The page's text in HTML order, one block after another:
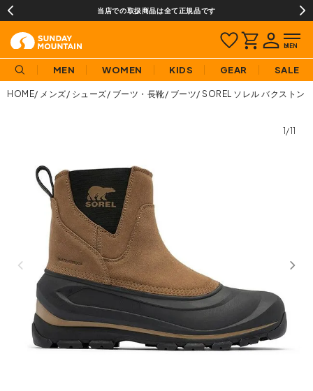
当店での取扱商品は全て正規品です
MEN WOMEN KIDS GEAR SALE
HOME メンズ シューズ ブーツ・長靴 ブーツ SOREL ソレル バクストン
1/11